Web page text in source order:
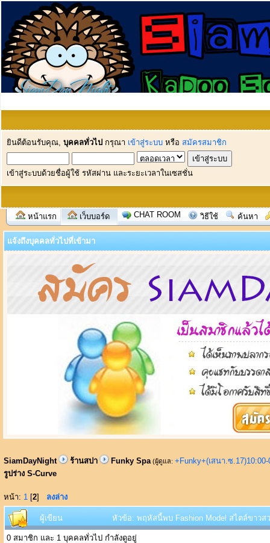
ยินดีต้อนรับคุณ, บุคคลทั่วไป กรุณา เข้าสู่ระบบ หรือ สมัครสมาชิก
เข้าสู่ระบบด้วยชื่อผู้ใช้ รหัสผ่าน และระยะเวลาในเซสชั่น
หน้าแรก เว็บบอร์ด CHAT ROOM วิธีใช้ ค้นหา
แจ้งถึงบุคคลทั่วไปที่เข้ามา
SiamDayNight ร้านสปา Funky Spa (ผู้ดูแล: +Funky+(เสนา.ซ
รูปร่าง S-Curve
หน้า: 1 [2] ลงล่าง
ผู้เขียน หัวข้อ: พฤหัสนี้พบ Fashion Model สไตล์ขาวส
0 สมาชิก และ 1 บุคคลทั่วไป กำลังดูอยู่